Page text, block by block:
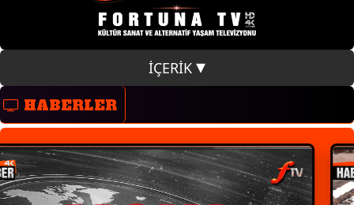
İÇERİK
HABERLER